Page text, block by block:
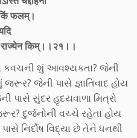
किं फलम्।
राज्येन किम्।।२१।।
કવચની શું આવશ્યકતા? જેની
જેની પાસે જ્ઞાતિવાદ હોય
પાસે સુંદર હૃદયવાળા મિત્રો
દુર્જનોની વચ્ચે રહેતા હોય
નિર્દોષ વિદ્યા છે તેને ધનથી